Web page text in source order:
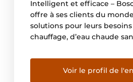
Intelligent et efficace –
offre à ses clients du
solutions pour leurs
chauffage, d’eau chaude
utilisent des sources
et contribuent de manière
Voir le profil de